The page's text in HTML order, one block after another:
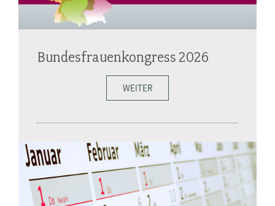
Bundesfrauenkongress 2026
WEITER